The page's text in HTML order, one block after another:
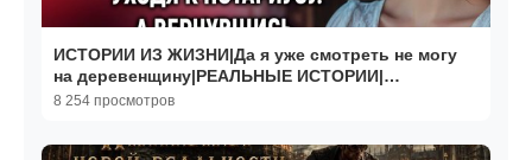
ИСТОРИИ ИЗ ЖИЗНИ|Да я уже смотреть не могу
на деревенщину|РЕАЛЬНЫЕ ИСТОРИИ|
ЖИЗНЕННЫЕ ИСТОРИИ
8 254 просмотров